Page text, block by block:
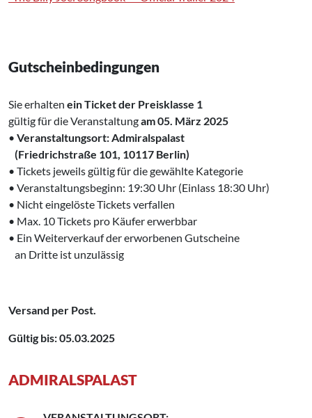
Gutscheinbedingungen
Sie erhalten ein Ticket der Preisklasse 1
gültig für die Veranstaltungam 05. März 2025
• Veranstaltungsort: Admiralspalast
‍ (Friedrichstraße 101, 10117 Berlin)
• Tickets jeweils gültig für die gewählte Kategorie
• Veranstaltungsbeginn: 19:30 Uhr (Einlass 18:30 Uhr)
• Nicht eingelöste Tickets verfallen
• Max. 10 Tickets pro Käufer erwerbbar
• Ein Weiterverkauf der erworbenen Gutscheine
‍ an Dritte ist unzulässig
Versand per Post.
Gültig bis: 05.03.2025
ADMIRALSPALAST